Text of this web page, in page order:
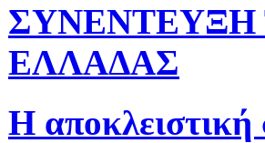
ΣΥΝΕΝΤΕΥΞΗ
ΕΛΛΑΔΑΣ
Η αποκλειστική